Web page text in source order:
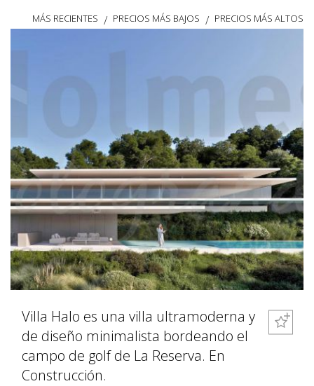
MÁS RECIENTES / PRECIOS MÁS BAJOS / PRECIOS MÁS ALTOS
Villa Halo es una villa ultramoderna y
de diseño minimalista bordeando el
campo de golf de La Reserva. En
Construcción.